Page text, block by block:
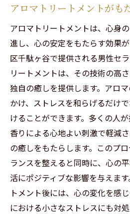
アロマトリートメントがも
アロマトリートメントは、心身
進し、心の安定をもたらす効果
区千駄ヶ谷で提供される男性セ
リートメントは、その技術の高
独自の癒しを提供します。アロ
かけ、ストレスを和らげるだけ
けることができます。多くの人が
香りによる心地よい刺激で軽減
の癒しをもたらします。このプ
ランスを整えると同時に、心の
活にポジティブな影響を与えま
トメント後には、心の変化を感
における小さなストレスにも対処